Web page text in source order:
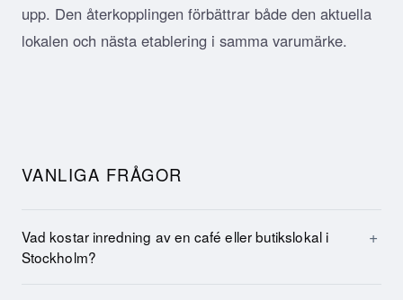
upp. Den återkopplingen förbättrar både den aktuella
lokalen och nästa etablering i samma varumärke.
VANLIGA FRÅGOR
Vad kostar inredning av en café eller butikslokal i
Stockholm?